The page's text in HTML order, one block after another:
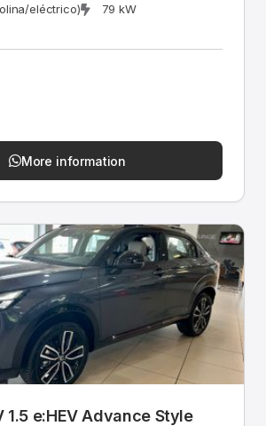
eléctrico)
79 kW
More information
1.5 e:HEV Advance Style